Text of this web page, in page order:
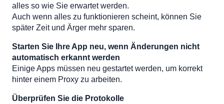
alles so wie Sie erwartet werden.
Auch wenn alles zu funktionieren scheint, können Sie
später Zeit und Ärger mehr sparen.
Starten Sie Ihre App neu, wenn Änderungen nicht
automatisch erkannt werden
Einige Apps müssen neu gestartet werden, um korrekt
hinter einem Proxy zu arbeiten.
Überprüfen Sie die Protokolle